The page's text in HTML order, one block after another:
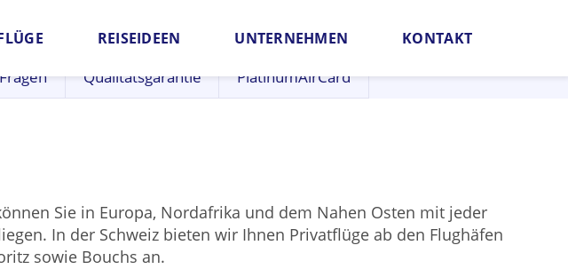
REISEIDEEN UNTERNEHMEN KONTAKT
Qualitätsgarantie PlatinumAirCard
Sie in Europa, Nordafrika und dem Nahen Osten mit jeder
In der Schweiz bieten wir Ihnen Privatflüge ab den Flughäfen
sowie Bouchs an.